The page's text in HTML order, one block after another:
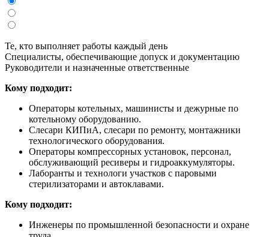
Те, кто выполняет работы каждый день
Специалисты, обеспечивающие допуск и документацию
Руководители и назначенные ответственные
Кому подходит:
Операторы котельных, машинисты и дежурные по
котельному оборудованию.
Слесари КИПиА, слесари по ремонту, монтажники
технологического оборудования.
Операторы компрессорных установок, персонал,
обслуживающий ресиверы и гидроаккумуляторы.
Лаборанты и технологи участков с паровыми
стерилизаторами и автоклавами.
Кому подходит:
Инженеры по промышленной безопасности и охране